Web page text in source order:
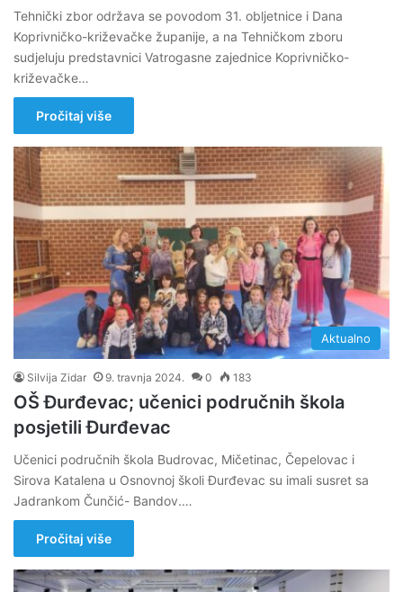
Tehnički zbor održava se povodom 31. obljetnice i Dana
Koprivničko-križevačke županije, a na Tehničkom zboru
sudjeluju predstavnici Vatrogasne zajednice Koprivničko-
križevačke…
Pročitaj više
Aktualno
Silvija Zidar 9. travnja 2024. 0 183
OŠ Đurđevac; učenici područnih škola
posjetili Đurđevac
Učenici područnih škola Budrovac, Mičetinac, Čepelovac i
Sirova Katalena u Osnovnoj školi Đurđevac su imali susret sa
Jadrankom Čunčić- Bandov.…
Pročitaj više